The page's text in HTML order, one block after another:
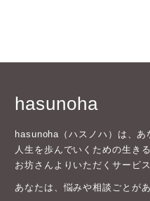
hasunoha
hasunoha（ハスノハ）は、
人生を歩んでいくための生き
お坊さんよりいただくサービス
あなたは、悩みや相談ごとが